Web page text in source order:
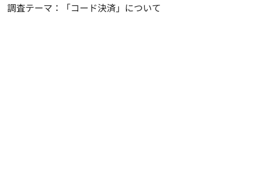
調査テーマ：「コード決済」について